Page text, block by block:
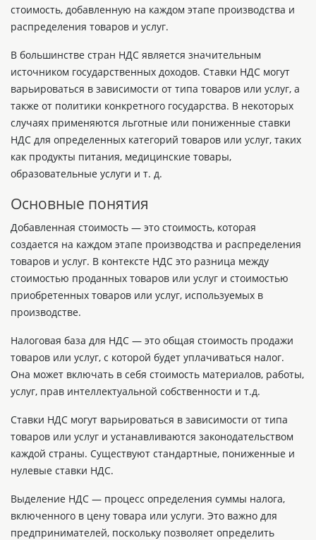
стоимость, добавленную на каждом этапе производства и
распределения товаров и услуг.
В большинстве стран НДС является значительным
источником государственных доходов. Ставки НДС могут
варьироваться в зависимости от типа товаров или услуг, а
также от политики конкретного государства. В некоторых
случаях применяются льготные или пониженные ставки
НДС для определенных категорий товаров или услуг, таких
как продукты питания, медицинские товары,
образовательные услуги и т. д.
Основные понятия
Добавленная стоимость — это стоимость, которая
создается на каждом этапе производства и распределения
товаров и услуг. В контексте НДС это разница между
стоимостью проданных товаров или услуг и стоимостью
приобретенных товаров или услуг, используемых в
производстве.
Налоговая база для НДС — это общая стоимость продажи
товаров или услуг, с которой будет уплачиваться налог.
Она может включать в себя стоимость материалов, работы,
услуг, прав интеллектуальной собственности и т.д.
Ставки НДС могут варьироваться в зависимости от типа
товаров или услуг и устанавливаются законодательством
каждой страны. Существуют стандартные, пониженные и
нулевые ставки НДС.
Выделение НДС — процесс определения суммы налога,
включенного в цену товара или услуги. Это важно для
предпринимателей, поскольку позволяет определить